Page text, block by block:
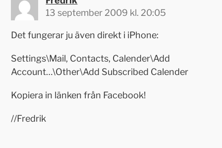
13 september 2009 kl. 20:05
Det fungerar ju även direkt i iPhone:
Settings\Mail, Contacts, Calender\Add
Account…\Other\Add Subscribed Calender
Kopiera in länken från Facebook!
//Fredrik